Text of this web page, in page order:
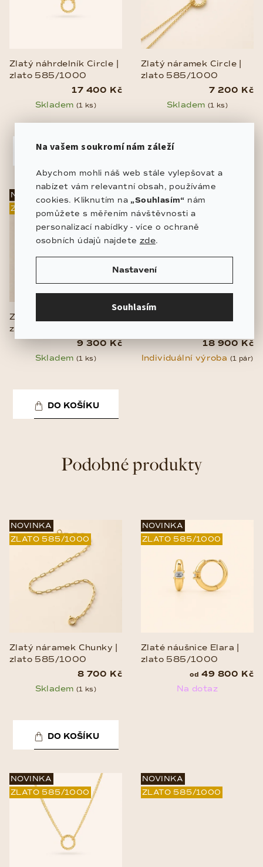
Na vašem soukromí nám záleží
Abychom mohli náš web stále vylepšovat a
nabízet vám relevantní obsah, používáme
cookies. Kliknutím na „Souhlasím“ nám
pomůžete s měřením návštěvnosti a
personalizací nabídky - více o ochraně
osobních údajů najdete zde.
Nastavení
Souhlasím
Zlatý náhrdelník Circle |
zlato 585/1000
17 400 Kč
Skladem (1 ks)
DO KOŠÍKU
Zlatý náramek Circle |
zlato 585/1000
7 200 Kč
Skladem (1 ks)
NOVINKA
ZLATO 585/1000
Zlatý prsten Circle |
zlato 585/1000
9 300 Kč
Skladem (1 ks)
DO KOŠÍKU
NOVINKA
ZLATO 585/1000
585/1000
18 900 Kč
Individuální výroba (1 pár)
Podobné produkty
NOVINKA
ZLATO 585/1000
Zlatý náramek Chunky |
zlato 585/1000
8 700 Kč
Skladem (1 ks)
DO KOŠÍKU
NOVINKA
ZLATO 585/1000
Zlaté náušnice Elara |
zlato 585/1000
od 49 800 Kč
Na dotaz
NOVINKA
ZLATO 585/1000
NOVINKA
ZLATO 585/1000